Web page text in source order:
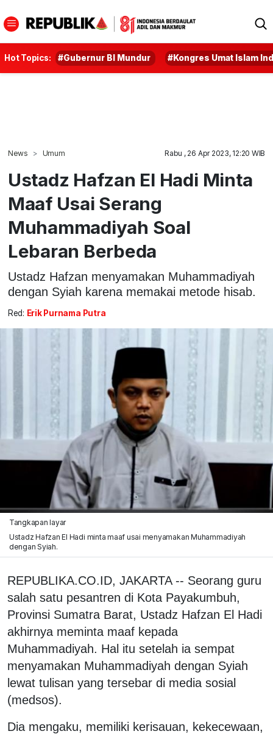
Hot Topics: #Gubernur BI Mundur #Kongres Umat Islam
News Umum Rabu , 26 Apr 2023, 12:20 WIB
Ustadz Hafzan El Hadi Minta
Maaf Usai Serang
Muhammadiyah Soal
Lebaran Berbeda
Ustadz Hafzan menyamakan Muhammadiyah
dengan Syiah karena memakai metode hisab.
Red: Erik Purnama Putra
Tangkapan layar
Ustadz Hafzan El Hadi minta maaf usai menyamakan Muhammadiyah
dengan Syiah.
REPUBLIKA.CO.ID, JAKARTA -- Seorang guru
salah satu pesantren di Kota Payakumbuh,
Provinsi Sumatra Barat, Ustadz Hafzan El Hadi
akhirnya meminta maaf kepada
Muhammadiyah. Hal itu setelah ia sempat
menyamakan Muhammadiyah dengan Syiah
lewat tulisan yang tersebar di media sosial
(medsos).
Dia mengaku, memiliki kerisauan, kekecewaan,